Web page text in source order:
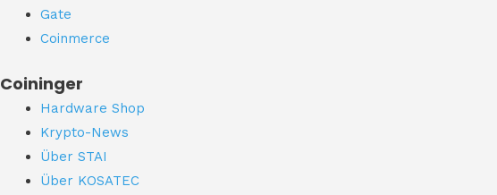
Gate
Coinmerce
Coininger
Hardware Shop
Krypto-News
Über STAI
Über KOSATEC